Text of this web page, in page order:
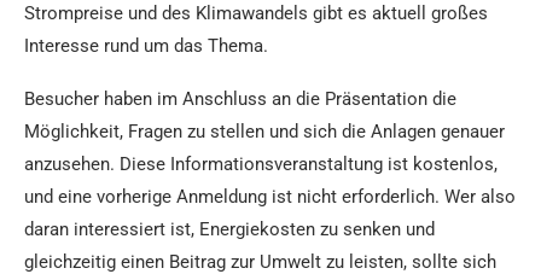
Strompreise und des Klimawandels gibt es aktuell großes
Interesse rund um das Thema.
Besucher haben im Anschluss an die Präsentation die
Möglichkeit, Fragen zu stellen und sich die Anlagen genauer
anzusehen. Diese Informationsveranstaltung ist kostenlos,
und eine vorherige Anmeldung ist nicht erforderlich. Wer also
daran interessiert ist, Energiekosten zu senken und
gleichzeitig einen Beitrag zur Umwelt zu leisten, sollte sich